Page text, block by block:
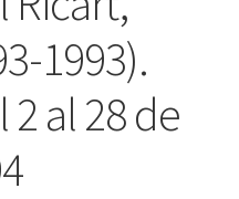
1993).
2 al 28 de